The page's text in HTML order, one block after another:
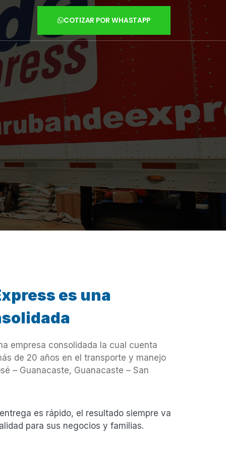
COTIZAR POR WHASTAPP
es una
empresa consolidada la cual cuenta
de 20 años en el transporte y manejo
– Guanacaste, Guanacaste – San
es rápido, el resultado siempre va
para sus negocios y familias.